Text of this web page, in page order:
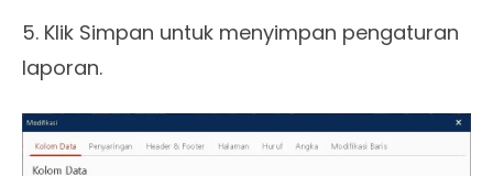
5. Klik Simpan untuk menyimpan pengaturan
laporan.